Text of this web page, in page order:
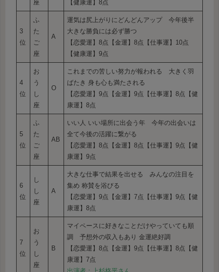
座 【健康運】8点
3
位
ふ
た
ご
座
A
運気は尻上がりにどんどんアップ 今年後半
大きな勝負には必ず勝つ
【恋愛運】8点【金運】8点【仕事運】10点
【健康運】9点
4
位
お
う
し
座
O
これまでの苦しい努力が報われる 大きく羽
ばたき 身も心も満たされる
【恋愛運】9点【金運】9点【仕事運】8点【健
康運】8点
5
位
ふ
た
ご
座
AB
いい人 いい場所に出会う年 今年の出会いは
全て今後の活躍に繋がる
【恋愛運】8点【金運】8点【仕事運】9点【健
康運】9点
6
位
し
し
座
A
大きな仕事で結果を出せる みんなの注目を
集め 称賛を浴びる
【恋愛運】9点【金運】7点【仕事運】9点【健
康運】8点
7
位
お
う
し
座
B
マイペースに好きなことだけやっていても順
調 予想外の収入もあり 金運絶好調
【恋愛運】8点【金運】9点【仕事運】8点【健
康運】7点